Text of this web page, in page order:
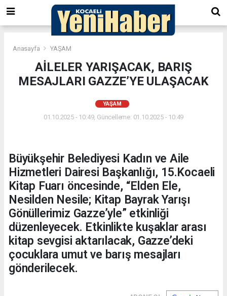
Anasayfa YAŞAM
AİLELER YARIŞACAK, BARIŞ
MESAJLARI GAZZE’YE ULAŞACAK
YAŞAM
01.10.2025 - 10:49, Güncelleme: 01.10.2025 - 10:49
Büyükşehir Belediyesi Kadın ve Aile
Hizmetleri Dairesi Başkanlığı, 15.Kocaeli
Kitap Fuarı öncesinde, “Elden Ele,
Nesilden Nesile; Kitap Bayrak Yarışı
Gönüllerimiz Gazze’yle” etkinliği
düzenleyecek. Etkinlikte kuşaklar arası
kitap sevgisi aktarılacak, Gazze’deki
çocuklara umut ve barış mesajları
gönderilecek.